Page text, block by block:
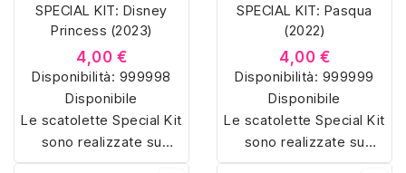
SPECIAL KIT: Disney
Princess (2023)
4,00 €
Disponibilità: 999998
Disponibile
Le scatolette Special Kit
sono realizzate su
misura con materiali di
SPECIAL KIT: Pasqua
(2022)
4,00 €
Disponibilità: 999999
Disponibile
Le scatolette Special Kit
sono realizzate su
misura con materiali di